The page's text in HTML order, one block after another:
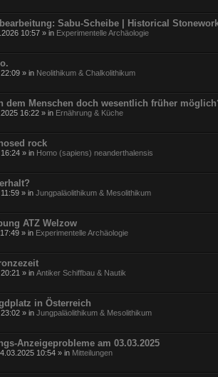
Sabu-Scheibe | Historical
10:57 » in Experimentelle Archäologie
» in Neolithikum & Chalkolithikum
dem Menschen doch wesentlich früher
16:22 » in Ernährung & Küche
rock
» in Homo (sapiens) neanderthalensis
» in Jungpaläolithikum & Mesolithikum
ATZ Welzow
» in Experimentelle Archäologie
» in Antiker Schiffbau & Nautik
in Österreich
» in Jungpaläolithikum & Mesolithikum
Anzeigeprobleme am 03.03.2025
10:54 » in Mitteilungen